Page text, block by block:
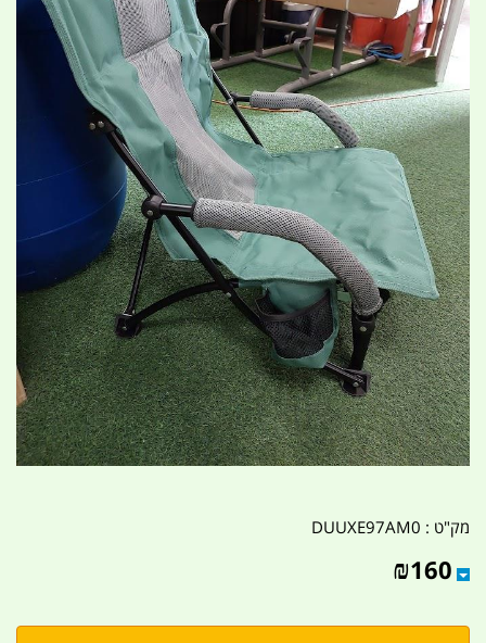
מק"ט : DUUXE97AM0
₪160